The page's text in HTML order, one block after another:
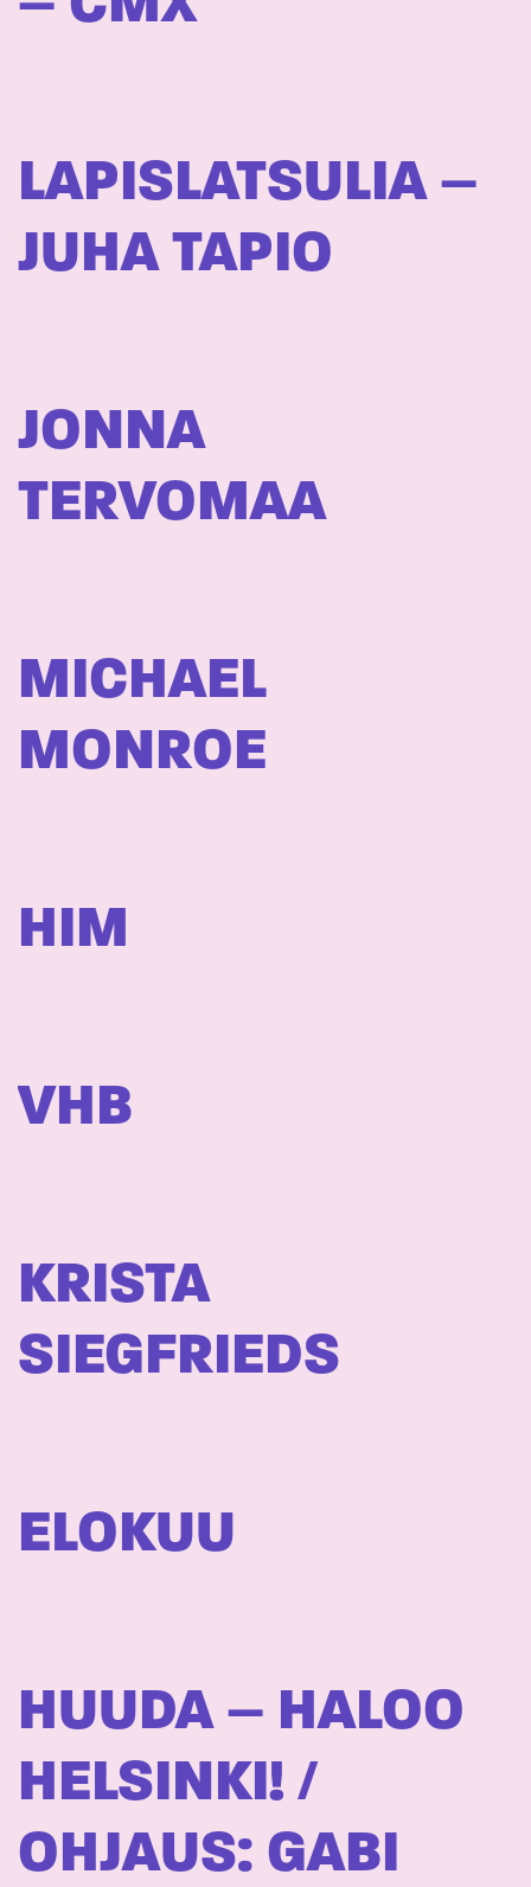
LAPISLATSULIA –
JUHA TAPIO
JONNA
TERVOMAA
MICHAEL
MONROE
HIM
VHB
KRISTA
SIEGFRIEDS
ELOKUU
HUUDA – HALOO
HELSINKI! /
OHJAUS: GABI